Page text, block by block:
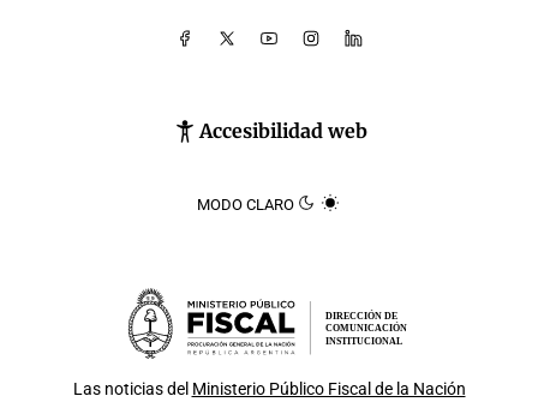
Accesibilidad web
MODO CLARO
DIRECCIÓN DE
COMUNICACIÓN
INSTITUCIONAL
Las noticias del Ministerio Público Fiscal de la Nación